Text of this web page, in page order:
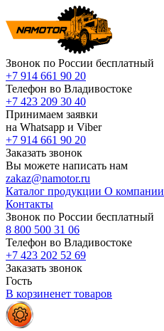
Звонок по России бесплатный
+7 914 661 90 20
Телефон во Владивостоке
+7 423 209 30 40
Принимаем заявки
на Whatsapp и Viber
+7 914 661 90 20
Заказать звонок
Вы можете написать нам
zakaz@namotor.ru
Каталог продукции О компании
Контакты
Звонок по России бесплатный
8 800 500 31 06
Телефон во Владивостоке
+7 423 202 52 69
Заказать звонок
Гость
В корзиненет товаров